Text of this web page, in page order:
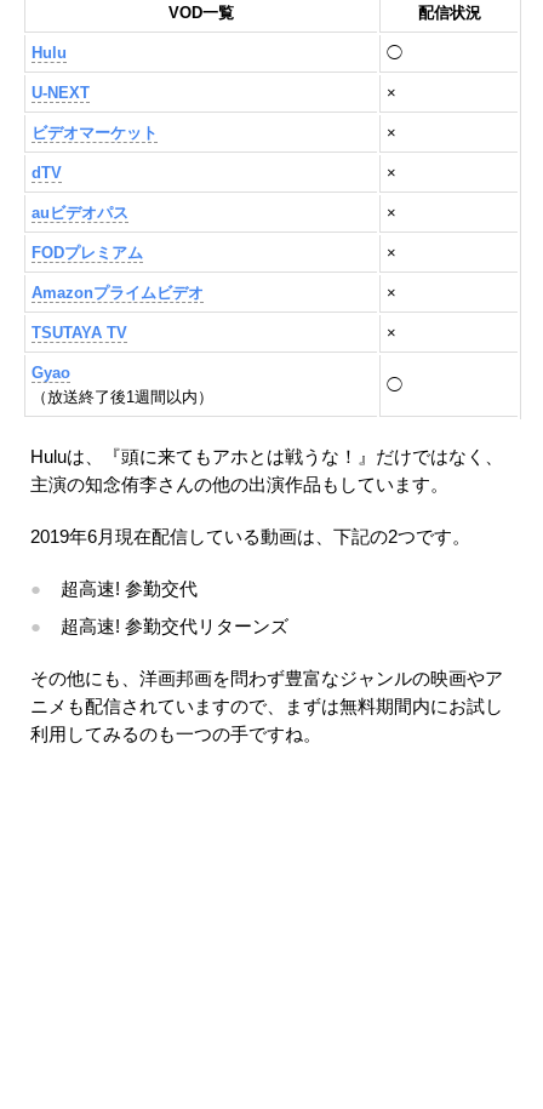
VOD一覧 配信状況
Hulu ◯
U-NEXT ×
ビデオマーケット ×
dTV ×
auビデオパス ×
FODプレミアム ×
Amazonプライムビデオ ×
TSUTAYA TV ×
Gyao
（放送終了後1週間以内）
◯
Huluは、『頭に来てもアホとは戦うな！』だけではなく、
主演の知念侑李さんの他の出演作品もしています。
2019年6月現在配信している動画は、下記の2つです。
超高速! 参勤交代
超高速! 参勤交代リターンズ
その他にも、洋画邦画を問わず豊富なジャンルの映画やア
ニメも配信されていますので、まずは無料期間内にお試し
利用してみるのも一つの手ですね。